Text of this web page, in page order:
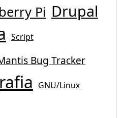
Pi Drupal
Script
Bug Tracker
GNU/Linux